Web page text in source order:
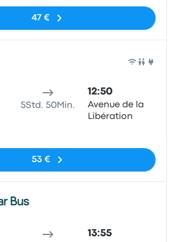
47 €
5Std. 50Min.
12:50
Avenue de la
Libération
53 €
13:55